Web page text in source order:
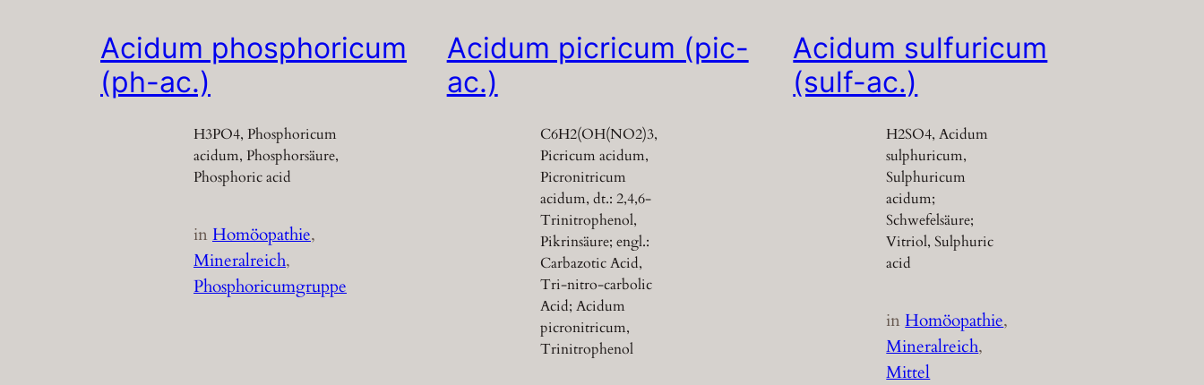
Acidum phosphoricum
(ph-ac.)
H3PO4, Phosphoricum
acidum, Phosphorsäure,
Phosphoric acid
inHomöopathie
Mineralreich
Phosphoricumgruppe
Acidum picricum (pic-
ac.)
C6H2(OH(NO2)3,
Picricum acidum,
Picronitricum
acidum, dt.: 2,4,6-
Trinitrophenol,
Pikrinsäure; engl.:
Carbazotic Acid,
Tri-nitro-carbolic
Acid; Acidum
picronitricum,
Trinitrophenol
Acidum sulfuricum
(sulf-ac.)
H2SO4, Acidum
sulphuricum,
Sulphuricum
acidum;
Schwefelsäure;
Vitriol, Sulphuric
acid
inHomöopathie
Mineralreich
Mittel